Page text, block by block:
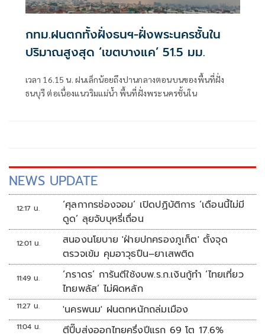
กทม.ฝนตกทั้งฝั่งธนฯ-ฝั่งพระนครชั้นใน
ปริมาณสูงสุด ‘เขตบางแค’ 51.5 มม.
เวลา 16.15 น. ฝนเล็กน้อยถึงปานกลางตอนบนของพื้นที่ฝั่ง
ธนบุรี ต่อเนื่องแนวริมแม่น้ำ พื้นที่ฝั่งพระนครชั้นใน
NEWS UPDATE
12:17 น.
‘ศุลกากรช่องจอม’ เปิดปฏิบัติการ ‘เดือนนี้ไม่มี
ดูด’ ลุยจับบุหรี่เถื่อน
12:01 น.
สนองนโยบาย 'ฝ่ายปกครองภูเก็ต' ตั้งจุด
ตรวจเข้ม คุมอาวุธปืน–ยาเสพติด
11:49 น.
‘ภราดร’ การันตีใช้งบพ.ร.ก.เงินกู้ทำ ‘ไทยเที่ยว
ไทยพลัส’ ไม่ผิดหลัก
11:27 น. 'นครพนม' ฝนตกหนักถล่มเมือง
11:04 น. ตีปี๊บส่งออกไทยครึ่งปีแรก 69 โต 17.6%